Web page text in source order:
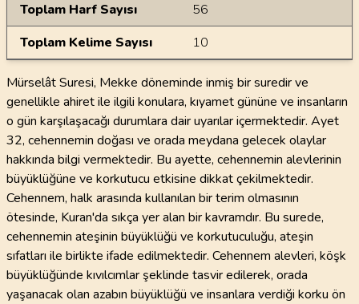
Toplam Harf Sayısı
56
Toplam Kelime Sayısı
10
Mürselât Suresi, Mekke döneminde inmiş bir suredir ve
genellikle ahiret ile ilgili konulara, kıyamet gününe ve insanların
o gün karşılaşacağı durumlara dair uyarılar içermektedir. Ayet
32, cehennemin doğası ve orada meydana gelecek olaylar
hakkında bilgi vermektedir. Bu ayette, cehennemin alevlerinin
büyüklüğüne ve korkutucu etkisine dikkat çekilmektedir.
Cehennem, halk arasında kullanılan bir terim olmasının
ötesinde, Kuran'da sıkça yer alan bir kavramdır. Bu surede,
cehennemin ateşinin büyüklüğü ve korkutuculuğu, ateşin
sıfatları ile birlikte ifade edilmektedir. Cehennem alevleri, köşk
büyüklüğünde kıvılcımlar şeklinde tasvir edilerek, orada
yaşanacak olan azabın büyüklüğü ve insanlara verdiği korku ön